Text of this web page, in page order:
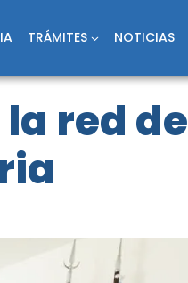
TRÁMITES NOTICIAS
red de